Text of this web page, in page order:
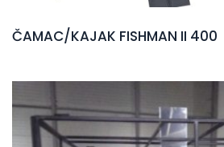
ČAMAC/KAJAK FISHMAN II 400